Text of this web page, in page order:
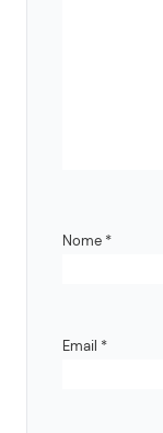
Nome *
Email *